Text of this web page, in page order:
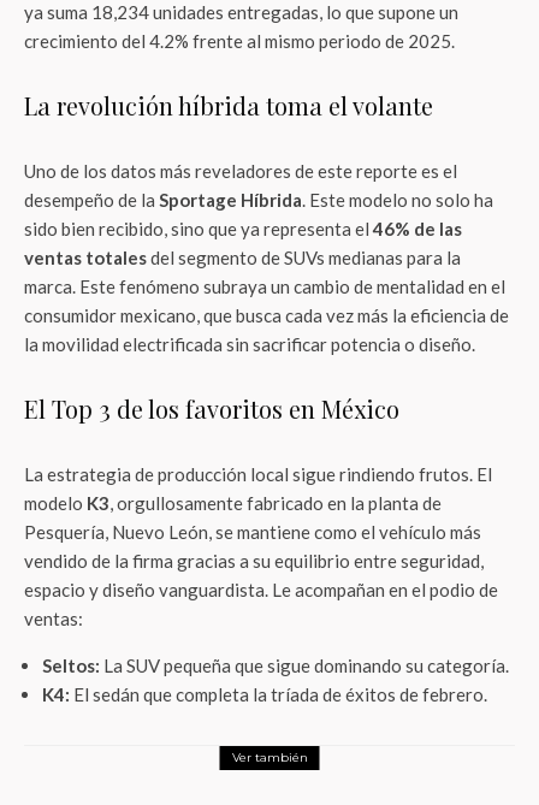
ya suma 18,234 unidades entregadas, lo que supone un
crecimiento del 4.2% frente al mismo periodo de 2025.
La revolución híbrida toma el volante
Uno de los datos más reveladores de este reporte es el
desempeño de la Sportage Híbrida. Este modelo no solo ha
sido bien recibido, sino que ya representa el46% de las
ventas totalesdel segmento de SUVs medianas para la
marca. Este fenómeno subraya un cambio de mentalidad en el
consumidor mexicano, que busca cada vez más la eficiencia de
la movilidad electrificada sin sacrificar potencia o diseño.
El Top 3 de los favoritos en México
La estrategia de producción local sigue rindiendo frutos. El
modelo K3, orgullosamente fabricado en la planta de
Pesquería, Nuevo León, se mantiene como el vehículo más
vendido de la firma gracias a su equilibrio entre seguridad,
espacio y diseño vanguardista. Le acompañan en el podio de
ventas:
Seltos: La SUV pequeña que sigue dominando su categoría.
K4: El sedán que completa la tríada de éxitos de febrero.
Ver también